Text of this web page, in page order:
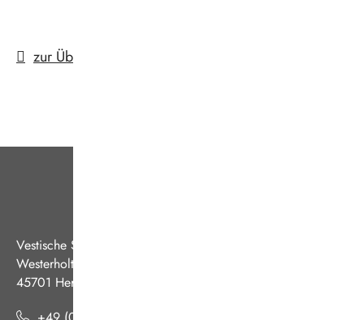
zur Übersicht
Vestische Straßenbahnen GmbH
Westerholter Straße 550
45701 Herten